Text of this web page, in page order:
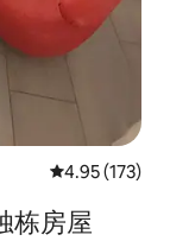
平均评分 4.95
4.95 (173)
栋房屋